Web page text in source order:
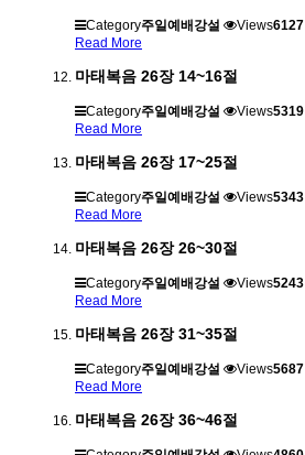
Category주일예배강설 Views6127
Read More
마태복음 26장 14~16절
Category주일예배강설 Views5319
Read More
마태복음 26장 17~25절
Category주일예배강설 Views5343
Read More
마태복음 26장 26~30절
Category주일예배강설 Views5243
Read More
마태복음 26장 31~35절
Category주일예배강설 Views5687
Read More
마태복음 26장 36~46절